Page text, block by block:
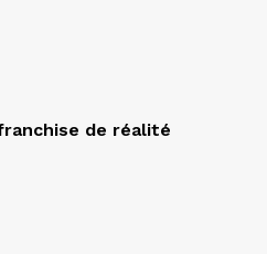
de réalité